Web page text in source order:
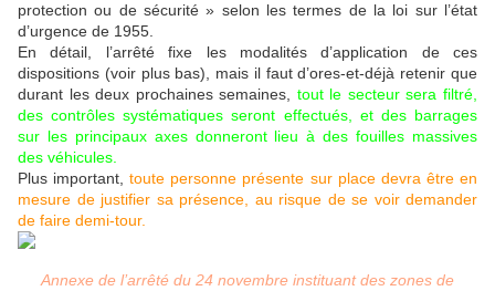
protection ou de sécurité » selon les termes de la loi sur l’état
d’urgence de 1955.
En détail, l’arrêté fixe les modalités d’application de ces
dispositions (voir plus bas), mais il faut d’ores-et-déjà retenir que
durant les deux prochaines semaines,
tout le secteur sera filtré,
des contrôles systématiques seront effectués, et des barrages
sur les principaux axes donneront lieu à des fouilles massives
des véhicules.
Plus important,toute personne présente sur place devra être en
mesure de justifier sa présence, au risque de se voir demander
de faire demi-tour.
Annexe de l’arrêté du 24 novembre instituant des zones de